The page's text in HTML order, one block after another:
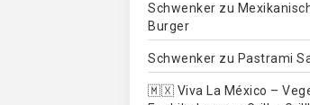
Schwenker zu
Burger
Schwenker zu Pastrami
🇲🇽 Viva La México –